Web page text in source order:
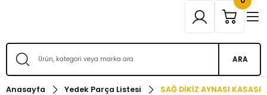
ARA
Anasayfa Yedek Parça Listesi SAĞ DİKİZ AYNASI KASASI